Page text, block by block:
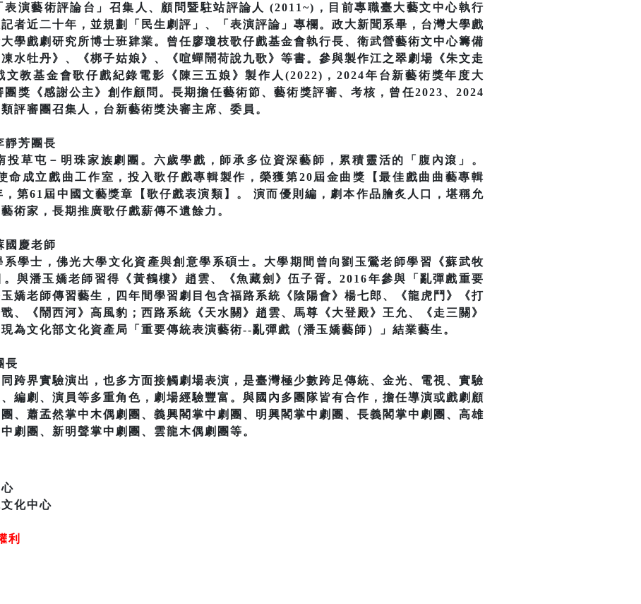
演藝術評論台」召集人、顧問暨駐站評論人 (2011~)，目前專職臺大藝文中心執行
者近二十年，並規劃「民生劇評」、「表演評論」專欄。政大新聞系畢，台灣大學戲
學戲劇研究所博士班肄業。曾任廖瓊枝歌仔戲基金會執行長、衛武營藝術文中心籌備
水牡丹》、《梆子姑娘》、《喧蟬鬧荷說九歌》等書。參與製作江之翠劇場《朱文走
文教基金會歌仔戲紀錄電影《陳三五娘》製作人(2022)，2024年台新藝術獎年度大
獎《感謝公主》創作顧問。長期擔任藝術節、藝術獎評審、考核，曾任2023、2024
評審團召集人，台新藝術獎決審主席、委員。
靜芳團長
投草屯－明珠家族劇團。六歲學戲，師承多位資深藝師，累積靈活的「腹內滾」。
命成立戲曲工作室，投入歌仔戲專輯製作，榮獲第20屆金曲獎【最佳戲曲曲藝專輯
第61屆中國文藝獎章【歌仔戲表演類】。 演而優則編，劇本作品膾炙人口，堪稱允
術家，長期推廣歌仔戲薪傳不遺餘力。
國慶老師
系學士，佛光大學文化資產與創意學系碩士。大學期間曾向劉玉鶯老師學習《蘇武牧
與潘玉嬌老師習得《黃鶴樓》趙雲、《魚藏劍》伍子胥。2016年參與「亂彈戲重要
嬌老師傳習藝生，四年間學習劇目包含福路系統《陰陽會》楊七郎、《龍虎鬥》《打
、《鬧西河》高風豹；西路系統《天水關》趙雲、馬尊《大登殿》王允、《走三關》
為文化部文化資產局「重要傳統表演藝術--亂彈戲（潘玉嬌藝師）」結業藝生。
長
跨界實驗演出，也多方面接觸劇場表演，是臺灣極少數跨足傳統、金光、電視、實驗
編劇、演員等多重角色，劇場經驗豐富。與國內多團隊皆有合作，擔任導演或戲劇顧
、蕭孟然掌中木偶劇團、義興閣掌中劇團、明興閣掌中劇團、長義閣掌中劇團、高雄
劇團、新明聲掌中劇團、雲龍木偶劇團等。
化中心
利